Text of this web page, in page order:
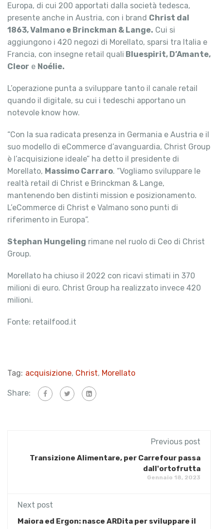
Europa, di cui 200 apportati dalla società tedesca,
presente anche in Austria, con i brand Christ dal
1863, Valmano e Brinckman & Lange. Cui si
aggiungono i 420 negozi di Morellato, sparsi tra Italia e
Francia, con insegne retail quali Bluespirit, D’Amante,
Cleor e Noélie.
L’operazione punta a sviluppare tanto il canale retail
quando il digitale, su cui i tedeschi apportano un
notevole know how.
“Con la sua radicata presenza in Germania e Austria e il
suo modello di eCommerce d’avanguardia, Christ Group
è l’acquisizione ideale” ha detto il presidente di
Morellato, Massimo Carraro. “Vogliamo sviluppare le
realtà retail di Christ e Brinckman & Lange,
mantenendo ben distinti mission e posizionamento.
L’eCommerce di Christ e Valmano sono punti di
riferimento in Europa”.
Stephan Hungeling rimane nel ruolo di Ceo di Christ
Group.
Morellato ha chiuso il 2022 con ricavi stimati in 370
milioni di euro. Christ Group ha realizzato invece 420
milioni.
Fonte: retailfood.it
Tag: acquisizione, Christ, Morellato
Share:
Previous post
Transizione Alimentare, per Carrefour passa
dall'ortofrutta
Gennaio 18, 2023
Next post
Maiora ed Ergon: nasce ARDita per sviluppare il